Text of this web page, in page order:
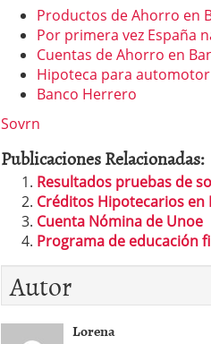
Productos de Ahorro en
Por primera vez España
Cuentas de Ahorro en
Hipoteca para automotor
Banco Herrero
Sovrn
Publicaciones Relacionadas:
Resultados pruebas de
Créditos Hipotecarios en
Cuenta Nómina de Unoe
Programa de educación
Autor
Lorena